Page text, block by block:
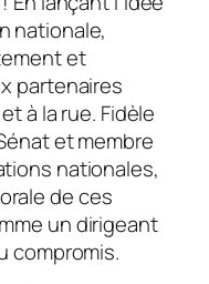
nationale,
et
partenaires
à la rue. Fidèle
et membre
nationales,
de ces
un dirigeant
compromis.